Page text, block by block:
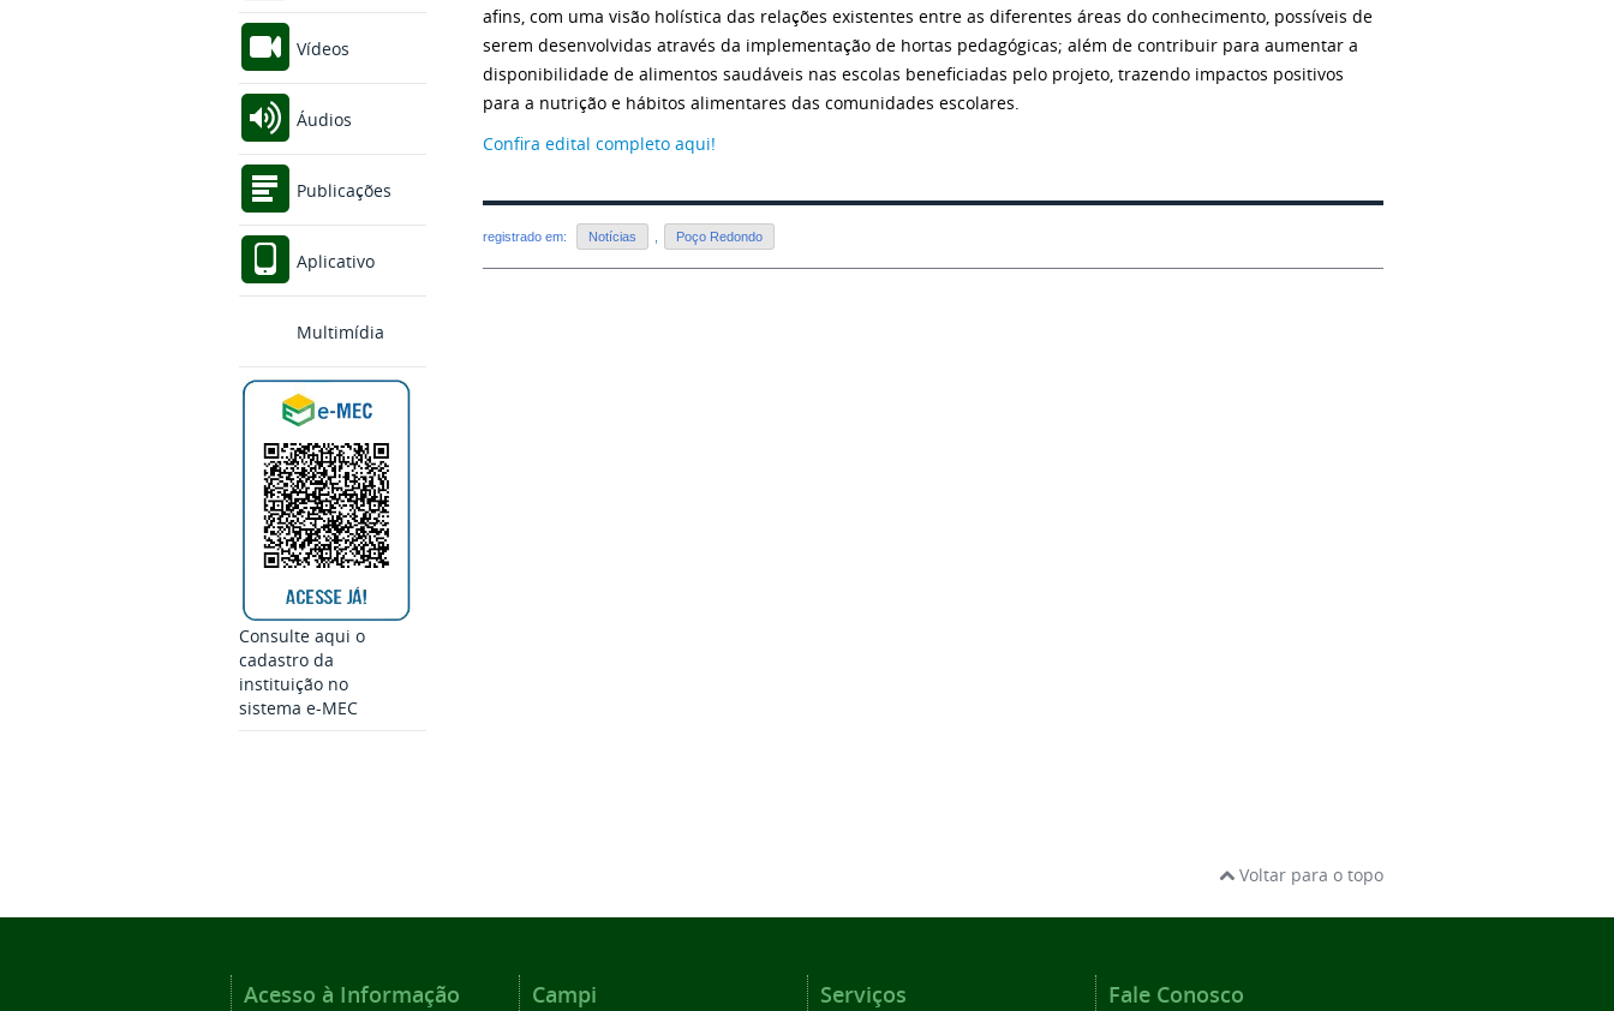
Vídeos
Áudios
Publicações
Aplicativo
Multimídia
Consulte aqui o
cadastro da
instituição no
sistema e-MEC
afins, com uma visão holística das relações existentes entre as diferentes áreas do conhecimento, possíveis de
serem desenvolvidas através da implementação de hortas pedagógicas; além de contribuir para aumentar a
disponibilidade de alimentos saudáveis nas escolas beneficiadas pelo projeto, trazendo impactos positivos
para a nutrição e hábitos alimentares das comunidades escolares.
Confira edital completo aqui!
registrado em: Notícias Poço Redondo
Voltar para o topo
Acesso à Informação Campi Serviços Fale Conosco